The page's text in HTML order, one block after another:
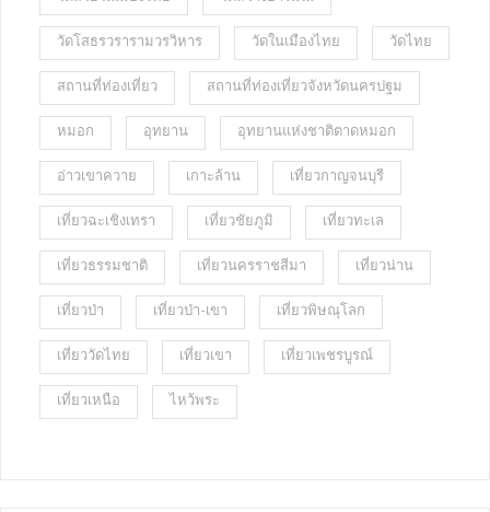
วัดโสธรวรารามวรวิหาร วัดในเมืองไทย วัดไทย
สถานที่ท่องเที่ยว สถานที่ท่องเที่ยวจังหวัดนครปฐม
หมอก อุทยาน อุทยานแห่งชาติตาดหมอก
อ่าวเขาควาย เกาะล้าน เที่ยวกาญจนบุรี
เที่ยวฉะเชิงเทรา เที่ยวชัยภูมิ เที่ยวทะเล
เที่ยวธรรมชาติ เที่ยวนครราชสีมา เที่ยวน่าน
เที่ยวป่า เที่ยวป่า-เขา เที่ยวพิษณุโลก
เที่ยววัดไทย เที่ยวเขา เที่ยวเพชรบูรณ์
เที่ยวเหนือ ไหว้พระ